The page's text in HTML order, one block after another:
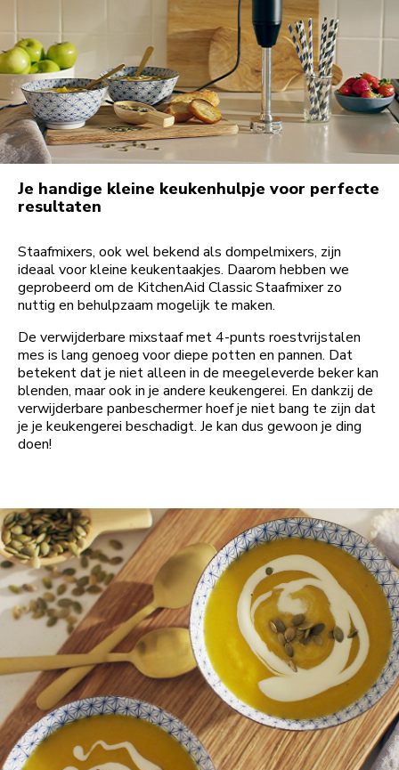
Je handige kleine keukenhulpje voor perfecte
resultaten
Staafmixers, ook wel bekend als dompelmixers, zijn
ideaal voor kleine keukentaakjes. Daarom hebben we
geprobeerd om de KitchenAid Classic Staafmixer zo
nuttig en behulpzaam mogelijk te maken.
De verwijderbare mixstaaf met 4-punts roestvrijstalen
mes is lang genoeg voor diepe potten en pannen. Dat
betekent dat je niet alleen in de meegeleverde beker kan
blenden, maar ook in je andere keukengerei. En dankzij de
verwijderbare panbeschermer hoef je niet bang te zijn dat
je je keukengerei beschadigt. Je kan dus gewoon je ding
doen!